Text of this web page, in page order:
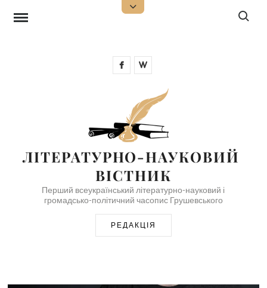
Open
Search
FacebookWikipedia
ЛІТЕРАТУРНО-НАУКОВИЙ
ВІСТНИК
Перший всеукраїнський літературно-науковий і
громадсько-політичний часопис Грушевського
РЕДАКЦІЯ